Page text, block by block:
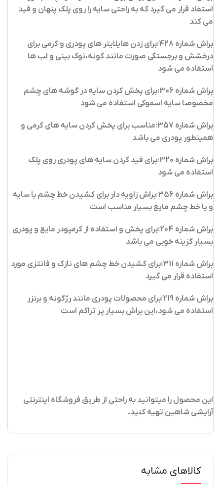
استفاد قرار می گیرد که به راحتی سایه را روی پلک پنهان و فید
می کند
براش شماره 428:برای زدن هایلایتر های پودری و کرمی برای
درخشش و برجستگی صورت مانند گونه،نوک بینی و لب ها
استفاده می شود
براش شماره 306:برای پخش کردن سایه در گوشه های چشم
مخصوصا سایه اسموکی استفاده می شود
براش شماره 357:مناسب برای پخش کردن سایه های کرمی و
همینطور پودری می باشد
براش شماره 320:برای فید کردن سایه های پودری روی پلک
استفاده می شود
براش شماره 356:براش زاویه دار برای کشیدن خط چشم با سایه
و یا خط چشم مایع بسیار مناسب است
براش شماره 204:برای پخش و استفاده از کرمپودر مایع و پودری
بسیار گزینه خوبی می باشد
براش شماره 311:برای کشیدن خط چشم های نازک و فانتزی مورد
استفاده قرار می گیرد
براش شماره 219:برای محصولات پودری مانند رژگونه و برنزر
استفاده می شود،این براش بسیار پر تراکم است
این محصول را میتوانید به راحتی از طریق فروشگاه اینترنتی
آرایشی شاهین تهیه کنید.
کالاهای مشابه